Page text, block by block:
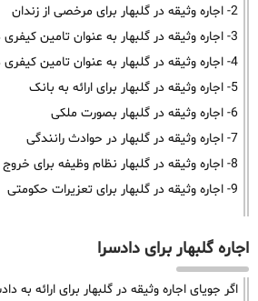
2- اجاره وثیقه در گلبهار برای مرخصی از زندان
3- اجاره وثیقه در گلبهار به عنوان تامین کیفری در دادسرا
4- اجاره وثیقه در گلبهار به عنوان تامین کیفری در دادگاه
5- اجاره وثیقه در گلبهار برای ارائه به بانک
6- اجاره وثیقه در گلبهار بصورت ملکی
7- اجاره وثیقه در گلبهار در حوادث رانندگی
8- اجاره وثیقه در گلبهار نظام وظیفه برای خروج مشمولان سربازی از کشور
9- اجاره وثیقه در گلبهار برای تعزیرات حکومتی
اجاره گلبهار برای دادسرا
اگر جویای اجاره وثیقه در گلبهار برای ارائه به